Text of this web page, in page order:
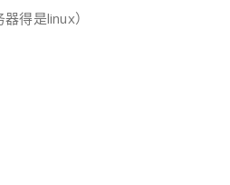
得是linux）